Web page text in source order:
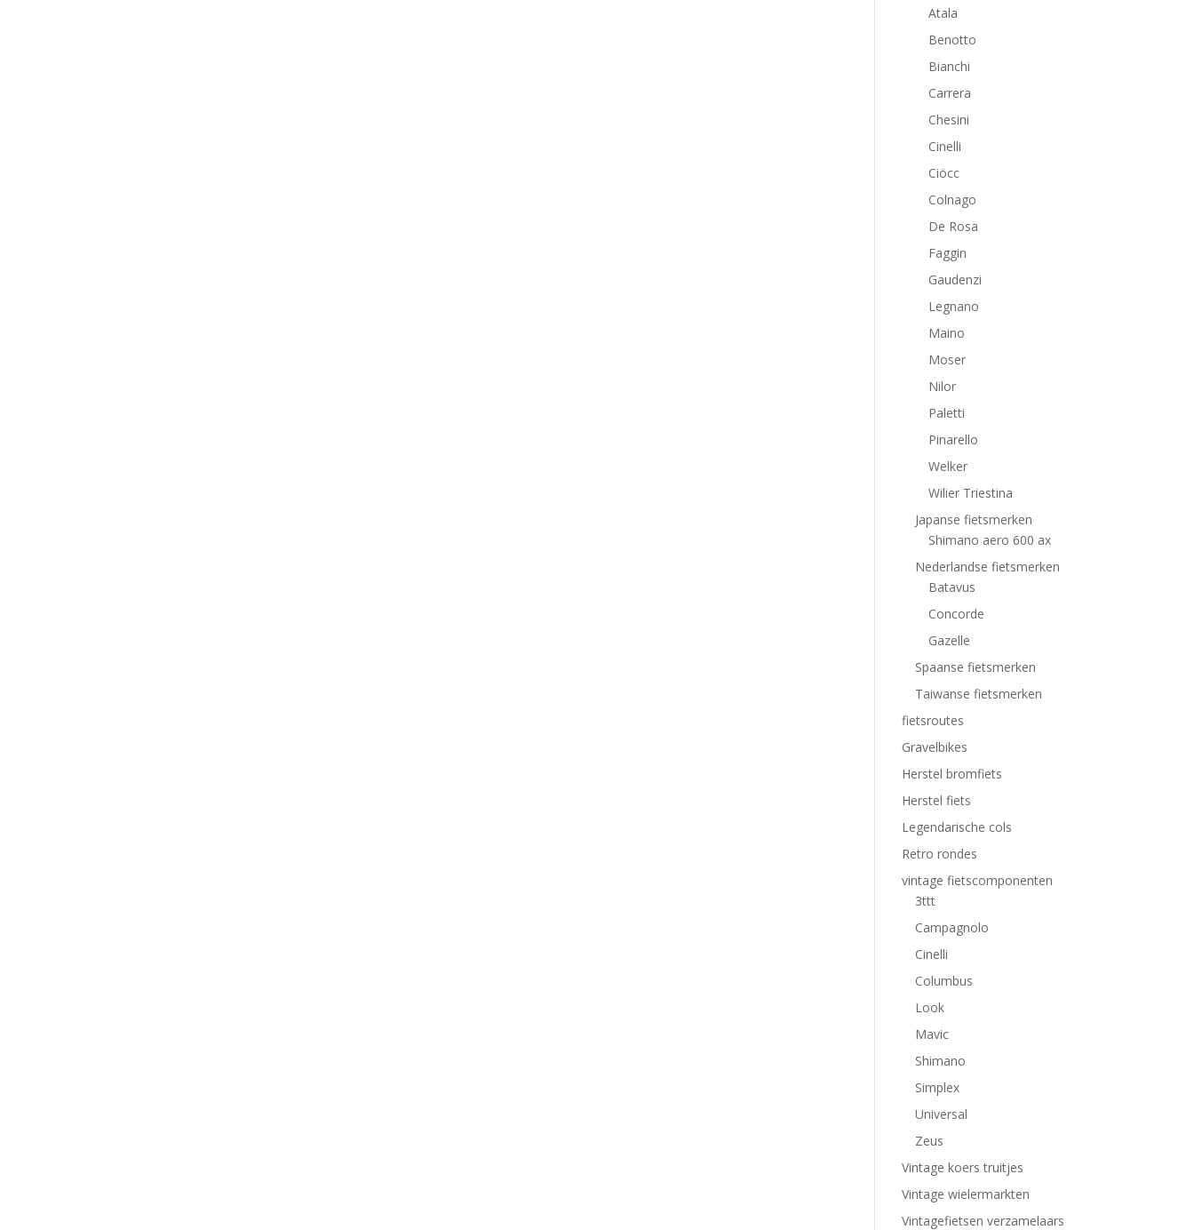
Atala
Benotto
Bianchi
Carrera
Chesini
Cinelli
Ciöcc
Colnago
De Rosa
Faggin
Gaudenzi
Legnano
Maino
Moser
Nilor
Paletti
Pinarello
Welker
Wilier Triestina
Japanse fietsmerken
Shimano aero 600 ax
Nederlandse fietsmerken
Batavus
Concorde
Gazelle
Spaanse fietsmerken
Taiwanse fietsmerken
fietsroutes
Gravelbikes
Herstel bromfiets
Herstel fiets
Legendarische cols
Retro rondes
vintage fietscomponenten
3ttt
Campagnolo
Cinelli
Columbus
Look
Mavic
Shimano
Simplex
Universal
Zeus
Vintage koers truitjes
Vintage wielermarkten
Vintagefietsen verzamelaars